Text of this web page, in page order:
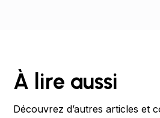
À lire aussi
Découvrez d’autres articles et